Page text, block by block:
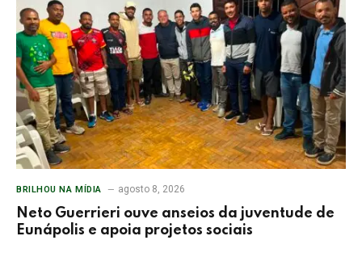
BRILHOU NA MÍDIA agosto 8, 2026
Neto Guerrieri ouve anseios da juventude de
Eunápolis e apoia projetos sociais